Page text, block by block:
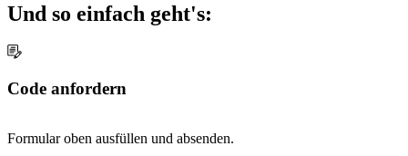
Und so einfach geht's:
Code anfordern
Formular oben ausfüllen und absenden.